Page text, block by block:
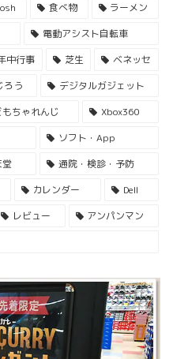
食べ物
ラーメン
電動アシスト自転車
中行事 芝生
ベネッセ
ろう
デジタルガジェット
もちゃれんじ
Xbox360
ソフト・App
堂
通院・検診・予防
カレンダー
Dell
レビュー
アンパンマン